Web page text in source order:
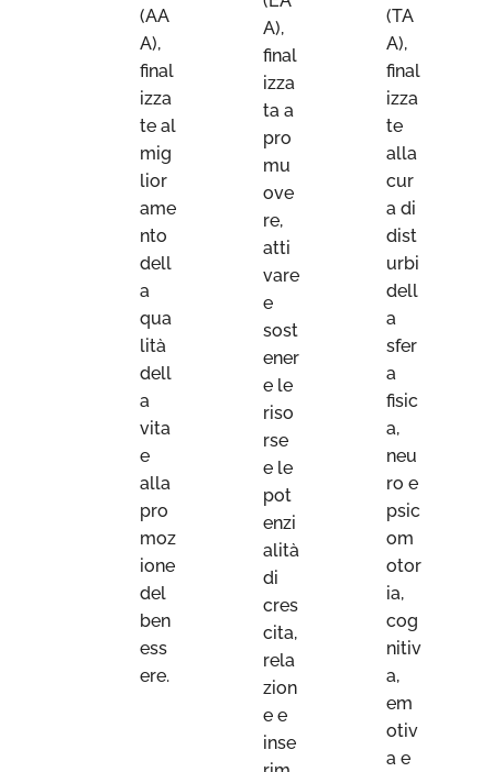
(AA
A),
final
izza
te al
mig
lior
ame
nto
dell
a
qua
lità
dell
a
vita
e
alla
pro
moz
ione
del
ben
ess
ere.
A),
final
izza
ta a
pro
mu
ove
re,
atti
vare
e
sost
ener
e le
riso
rse
e le
pot
enzi
alità
di
cres
cita,
rela
zion
e e
inse
(TA
A),
final
izza
te
alla
cur
a di
dist
urbi
dell
a
sfer
a
fisic
a,
neu
ro e
psic
om
otor
ia,
cog
nitiv
a,
em
otiv
a e